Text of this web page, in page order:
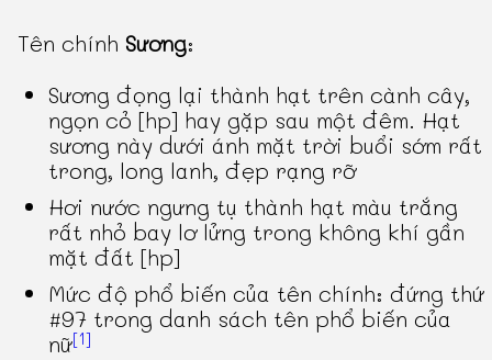
Tên chính Sương:
Sương đọng lại thành hạt trên cành cây,
ngọn cỏ [hp] hay gặp sau một đêm. Hạt
sương này dưới ánh mặt trời buổi sớm rất
trong, long lanh, đẹp rạng rỡ
Hơi nước ngưng tụ thành hạt màu trắng
rất nhỏ bay lơ lửng trong không khí gần
mặt đất [hp]
Mức độ phổ biến của tên chính: đứng thứ
#97 trong danh sách tên phổ biến của
nữ[1]